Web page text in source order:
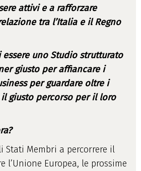
attivi e a rafforzare
tra l’Italia e il Regno
uno Studio strutturato
giusto per affiancare i
per guardare oltre i
giusto percorso per il loro
Stati Membri a percorrere il
l’Unione Europea, le prossime